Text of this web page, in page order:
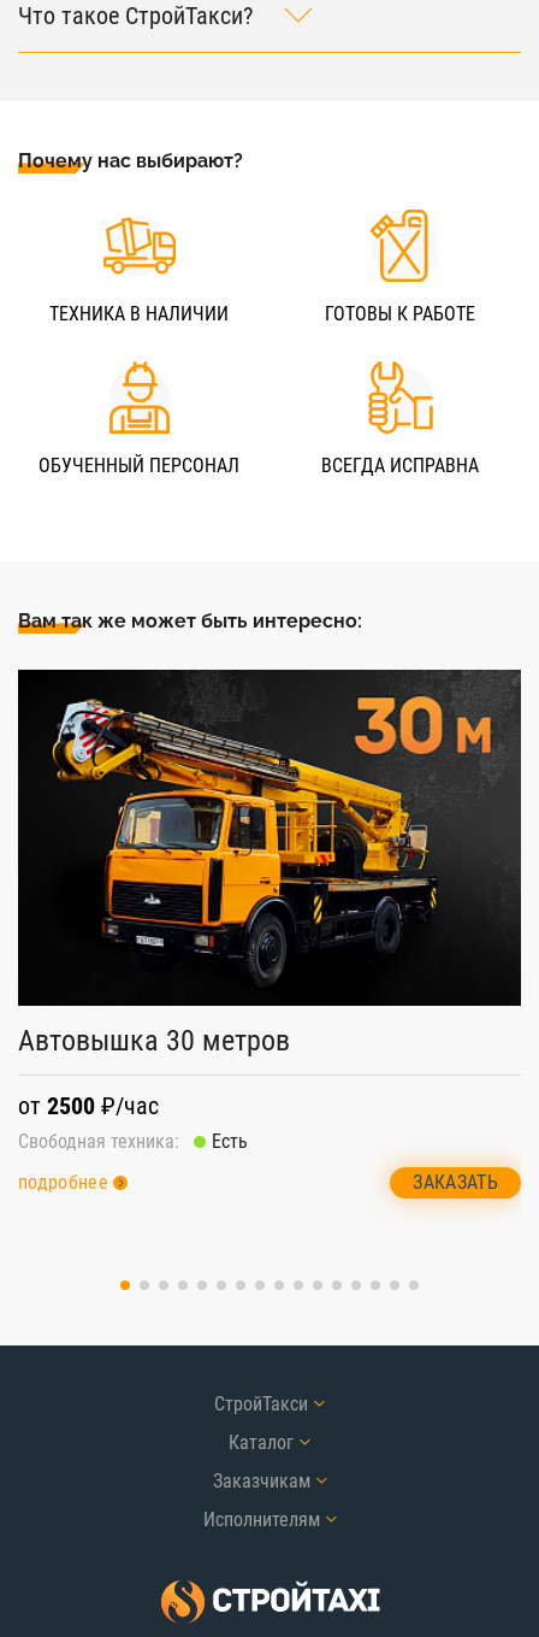
Что такое СтройТакси?
Почему нас выбирают?
ТЕХНИКА В НАЛИЧИИ ГОТОВЫ К РАБОТЕ
ОБУЧЕННЫЙ ПЕРСОНАЛ ВСЕГДА ИСПРАВНА
Вам так же может быть интересно:
Автовышка 30 метров
от 2500 ₽/час
Свободная техника:
Есть
подробнее
ЗАКАЗАТЬ
СтройТакси
Каталог
Заказчикам
Исполнителям